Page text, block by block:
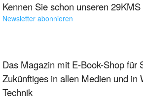
Kennen Sie schon unseren
Newsletter abonnieren
Das Magazin mit E-Book-Shop für
Zukünftiges in allen Medien und in
Technik